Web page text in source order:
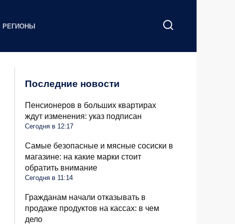
РЕГИОНЫ
Последние новости
Пенсионеров в больших квартирах
ждут изменения: указ подписан
Сегодня в 12:17
Самые безопасные и мясные сосиски в
магазине: на какие марки стоит
обратить внимание
Сегодня в 11:14
Гражданам начали отказывать в
продаже продуктов на кассах: в чем
дело